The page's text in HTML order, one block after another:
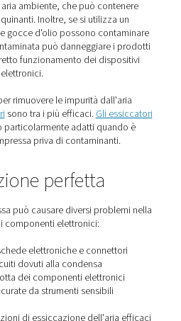
e i semiconduttori:
Componenti comuni
Fotolitografia
delle acque reflue e
dell'aria di
aria ambiente, che può
inquinanti. Inoltre, se si
le gocce d'olio possono
contaminata può danneggiare
il corretto funzionamento dei
elettronici.